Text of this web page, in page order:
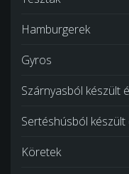
Hamburgerek
Gyros
Szárnyasból készült
Sertéshúsból készült
Köretek